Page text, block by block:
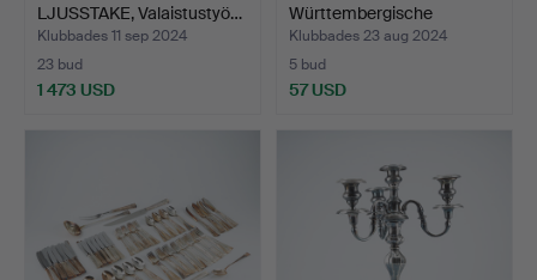
LJUSSTAKE, Valaistustyö…
Klubbades 11 sep 2024
23 bud
1 473 USD
Württembergische
Metallw…
Klubbades 23 aug 2024
5 bud
57 USD